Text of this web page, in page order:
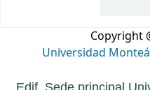
Copyright
Universidad